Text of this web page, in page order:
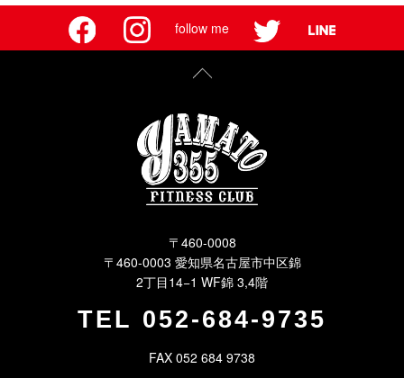
follow me
〒460-0008
〒460-0003 愛知県名古屋市中区錦
2丁目14−1 WF錦 3,4階
TEL 052-684-9735
FAX 052 684 9738